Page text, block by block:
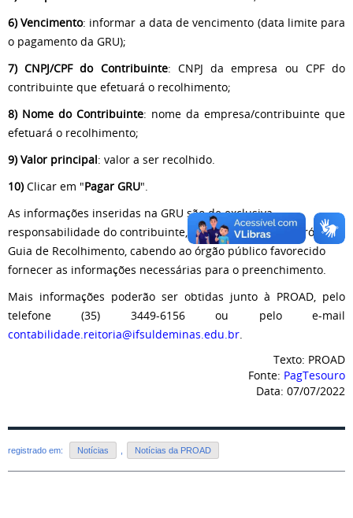
6) Vencimento: informar a data de vencimento (data limite para
o pagamento da GRU);
7) CNPJ/CPF do Contribuinte: CNPJ da empresa ou CPF do
contribuinte que efetuará o recolhimento;
8) Nome do Contribuinte: nome da empresa/contribuinte que
efetuará o recolhimento;
9) Valor principal: valor a ser recolhido.
10)Clicar em "Pagar GRU".
As informações inseridas na GRU são de exclusiva
responsabilidade do contribuinte, conforme citado na própria
Guia de Recolhimento, cabendo ao órgão público favorecido
fornecer as informações necessárias para o preenchimento.
Mais informações poderão ser obtidas junto à PROAD, pelo
telefone (35) 3449-6156 ou pelo e-mail
contabilidade.reitoria@ifsuldeminas.edu.br.
Texto: PROAD
Fonte: PagTesouro
Data: 07/07/2022
registrado em: Notícias Notícias da PROAD